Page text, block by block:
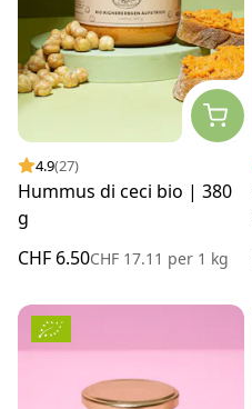
4.9(27)
Hummus di ceci bio | 380
g
CHF 6.50CHF 17.11 per 1 kg